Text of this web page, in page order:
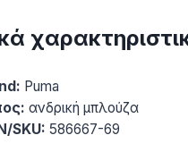
Puma
ανδρική μπλούζα
SKU: 586667-69